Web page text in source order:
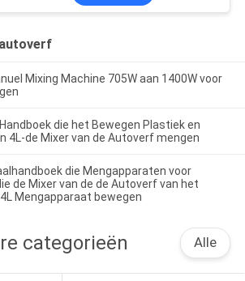
Mixing Machine 705W aan 1400W voor
die het Bewegen Plastiek en
4L-de Mixer van de Autoverf mengen
die Mengapparaten voor
de Mixer van de de Autoverf van het
Mengapparaat bewegen
categorieën Alle